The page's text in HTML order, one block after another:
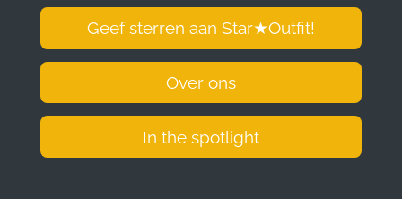
Geef sterren aan Star★Outfit!
Over ons
In the spotlight